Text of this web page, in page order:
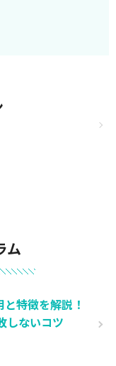
ム
特徴を解説！
しないコツ